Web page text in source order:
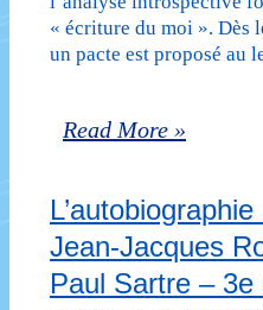
« écriture du moi ». Dès
un pacte est proposé au
L’autobiographie
de
Jean-
Jacques
Read More »
Jean-Jacques
Paul Sartre –